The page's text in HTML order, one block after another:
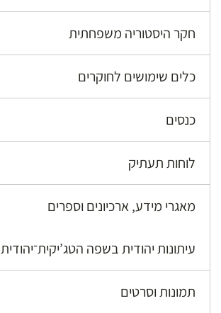
חקר היסטוריה משפחתית
כלים שימושים לחוקרים
כנסים
לוחות תעתיק
מאגרי מידע, ארכיונים וספרים
עיתונות יהודית בשפה הטג’יקית־יהודית
תמונות וסרטים